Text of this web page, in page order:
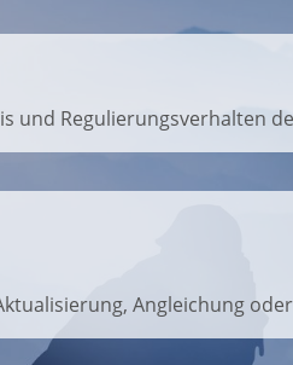
Regulierungsverhalten
Angleichung